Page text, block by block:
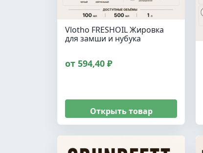
Vlotho FRESHOIL Жировка
для замши и нубука
от 594,40 ₽
Открыть товар